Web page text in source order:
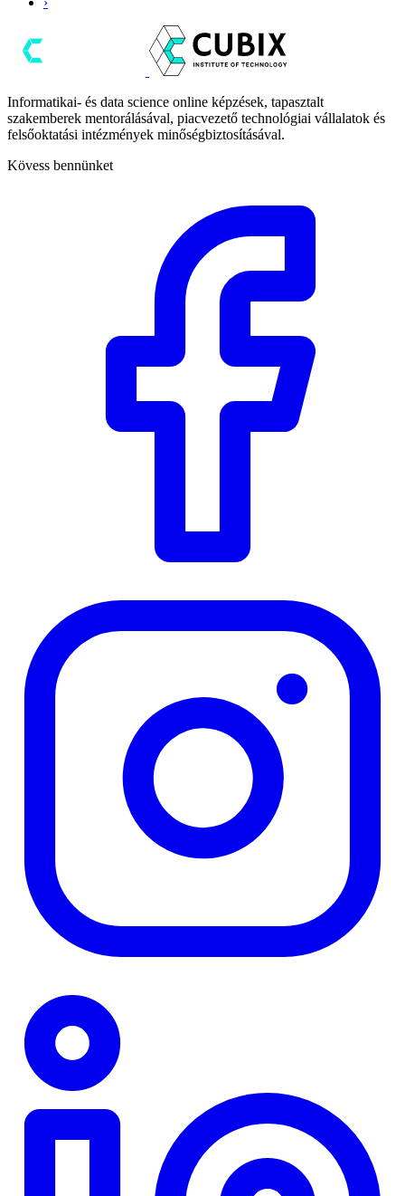
Informatikai- és data science online képzések, tapasztalt
szakemberek mentorálásával, piacvezető technológiai vállalatok és
felsőoktatási intézmények minőségbiztosításával.
Kövess bennünket